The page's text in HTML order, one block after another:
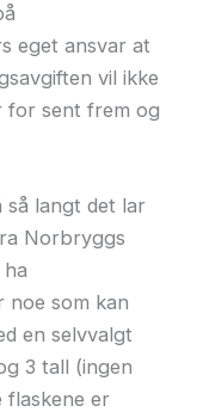
eget ansvar at
vil ikke
for sent frem og
så langt det lar
Norbryggs
noe som kan
en selvvalgt
3 tall (ingen
flaskene er